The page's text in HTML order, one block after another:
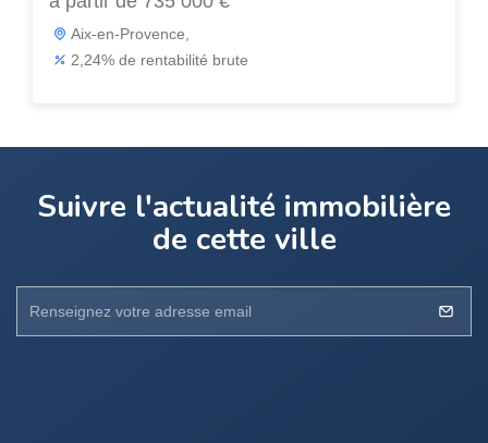
Aix-en-Provence,
2,24% de rentabilité brute
Suivre l'actualité immobilière
de cette ville